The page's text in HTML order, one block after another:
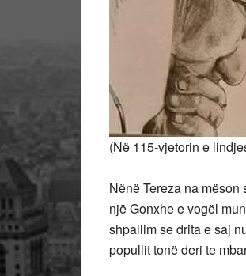
(Në 115-vjetorin e
Nënë Tereza na mëson
një Gonxhe e vogël
shpallim se drita e saj
popullit tonë deri te